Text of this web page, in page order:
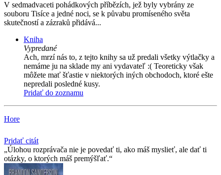
V sedmadvaceti pohádkových příbězích, jež byly vybrány ze
souboru Tisíce a jedné noci, se k půvabu promíseného světa
skutečností a zázraků přidává...
Kniha
Vypredané
Ach, mrzí nás to, z tejto knihy sa už predali všetky výtlačky a
nemáme ju na sklade my ani vydavateľ :( Teoreticky však
môžete mať šťastie v niektorých iných obchodoch, ktoré ešte
nepredali posledné kusy.
Pridať do zoznamu
Hore
Pridať citát
Úlohou rozprávača nie je povedať ti, ako máš myslieť, ale dať ti
otázky, o ktorých máš premýšľať.